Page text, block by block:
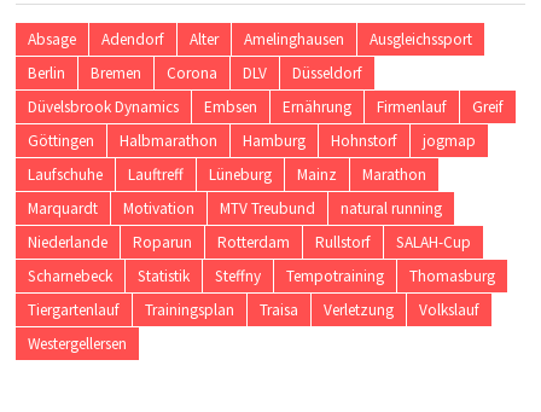
Absage Adendorf Alter Amelinghausen
Ausgleichssport
Berlin
Bremen Corona DLV
Düsseldorf
Düvelsbrook Dynamics
Embsen Ernährung Firmenlauf
Greif
Göttingen
Halbmarathon Hamburg Hohnstorf
jogmap
Laufschuhe
Lauftreff Lüneburg Mainz
Marathon
Marquardt
Motivation MTV Treubund
natural running
Niederlande
Roparun Rotterdam Rullstorf
SALAH-Cup
Scharnebeck
Statistik Steffny Tempotraining
Thomasburg
Tiergartenlauf
Trainingsplan Traisa Verletzung
Volkslauf
Westergellersen